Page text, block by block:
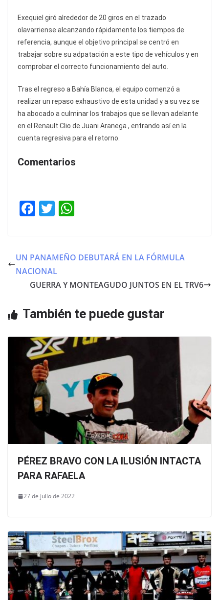
Exequiel giró alrededor de 20 giros en el trazado
olavarriense alcanzando rápidamente los tiempos de
referencia, aunque el objetivo principal se centró en
trabajar sobre su adpatación a este tipo de vehículos y en
comprobar el correcto funcionamiento del auto.
Tras el regreso a Bahía Blanca, el equipo comenzó a
realizar un repaso exhaustivo de esta unidad y a su vez se
ha abocado a culminar los trabajos que se llevan adelante
en el Renault Clio de Juani Aranega , entrando así en la
cuenta regresiva para el retorno.
Comentarios
F
e
b
o
k
T
er s
p
UN PANAMEÑO DEBUTARÁ EN LA FÓRMULA
NACIONAL
GUERRA Y MONTEAGUDO JUNTOS EN EL TRV6
También te puede gustar
PÉREZ BRAVO CON LA ILUSIÓN INTACTA
PARA RAFAELA
27 de julio de 2022